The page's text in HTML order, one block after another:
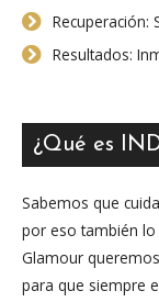
Recuperación:
Resultados:
¿Qué es
Sabemos que
por eso también lo
Glamour
para que siempre